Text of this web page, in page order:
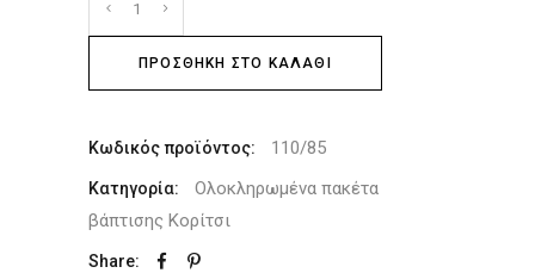
ΠΡΟΣΘΉΚΗ ΣΤΟ ΚΑΛΆΘΙ
Κωδικός προϊόντος: 110/85
Κατηγορία:
Ολοκληρωμένα πακέτα
βάπτισης Κορίτσι
Share: